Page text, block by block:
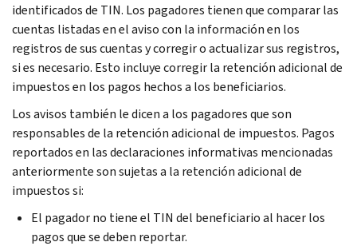
identificados de TIN. Los pagadores tienen que comparar las
cuentas listadas en el aviso con la información en los
registros de sus cuentas y corregir o actualizar sus registros,
si es necesario. Esto incluye corregir la retención adicional de
impuestos en los pagos hechos a los beneficiarios.
Los avisos también le dicen a los pagadores que son
responsables de la retención adicional de impuestos. Pagos
reportados en las declaraciones informativas mencionadas
anteriormente son sujetas a la retención adicional de
impuestos si:
El pagador no tiene el TIN del beneficiario al hacer los
pagos que se deben reportar.